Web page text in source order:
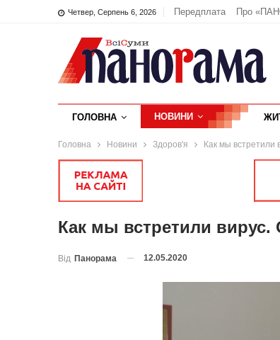
Четвер, Серпень 6, 2026 Передплата Про
ГОЛОВНА НОВИНИ
Головна Новини Здоров'я Как мы встретили
Как мы встретили
Від Панорама 12.05.2020